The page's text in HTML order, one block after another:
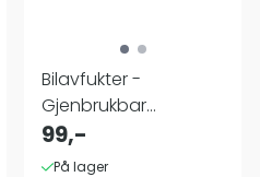
Bilavfukter -
Gjenbrukbar
fuktfjerner
99,-
På lager